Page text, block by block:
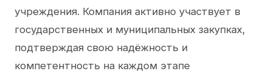
учреждения. Компания активно участвует в
государственных и муниципальных закупках,
подтверждая свою надёжность и
компетентность на каждом этапе